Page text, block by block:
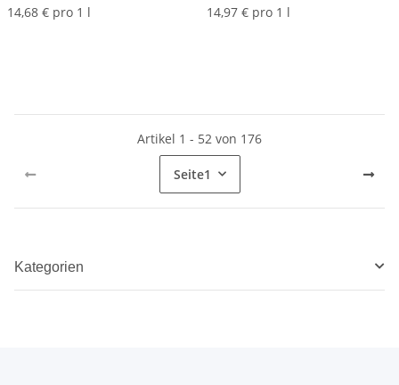
14,68 € pro 1 l 14,97 € pro 1 l
Artikel 1 - 52 von 176
Seite1
Kategorien